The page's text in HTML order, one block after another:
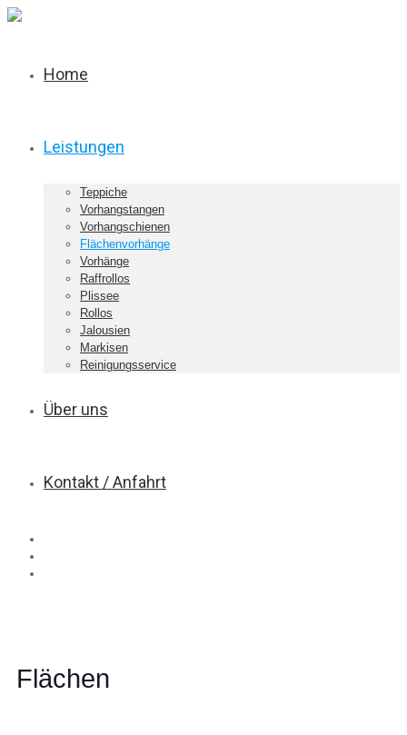
Home
Leistungen
Teppiche
Vorhangstangen
Vorhangschienen
Flächenvorhänge
Vorhänge
Raffrollos
Plissee
Rollos
Jalousien
Markisen
Reinigungsservice
Über uns
Kontakt / Anfahrt
Flächen